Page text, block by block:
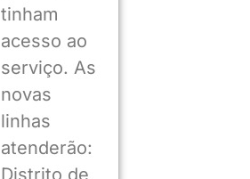
tinham
acesso ao
serviço. As
novas
linhas
atenderão: